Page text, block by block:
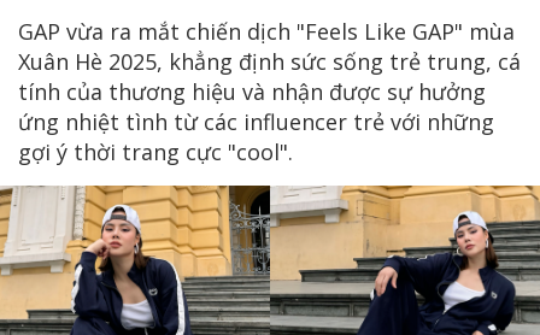
GAP vừa ra mắt chiến dịch "Feels Like GAP" mùa
Xuân Hè 2025, khẳng định sức sống trẻ trung, cá
tính của thương hiệu và nhận được sự hưởng
ứng nhiệt tình từ các influencer trẻ với những
gợi ý thời trang cực "cool".